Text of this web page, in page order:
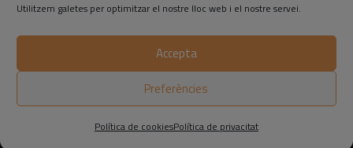
Utilitzem galetes per optimitzar el nostre lloc web i el nostre servei.
Accepta
Preferències
Política de cookiesPolítica de privacitat
©2014-2026 Respon.cat
Política de privadesa Política de cookies